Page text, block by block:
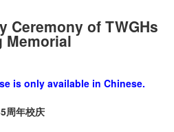
Ceremony of TWGHs
Memorial
is only available in Chinese.
周年校庆